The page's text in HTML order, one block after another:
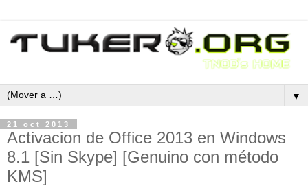
▼
21 oct 2013
Activacion de Office 2013 en Windows
8.1 [Sin Skype] [Genuino con método
KMS]